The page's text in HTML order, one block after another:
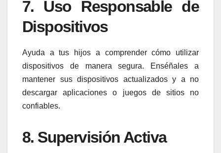
7. Uso Responsable de
Dispositivos
Ayuda a tus hijos a comprender cómo utilizar
dispositivos de manera segura. Enséñales a
mantener sus dispositivos actualizados y a no
descargar aplicaciones o juegos de sitios no
confiables.
8. Supervisión Activa